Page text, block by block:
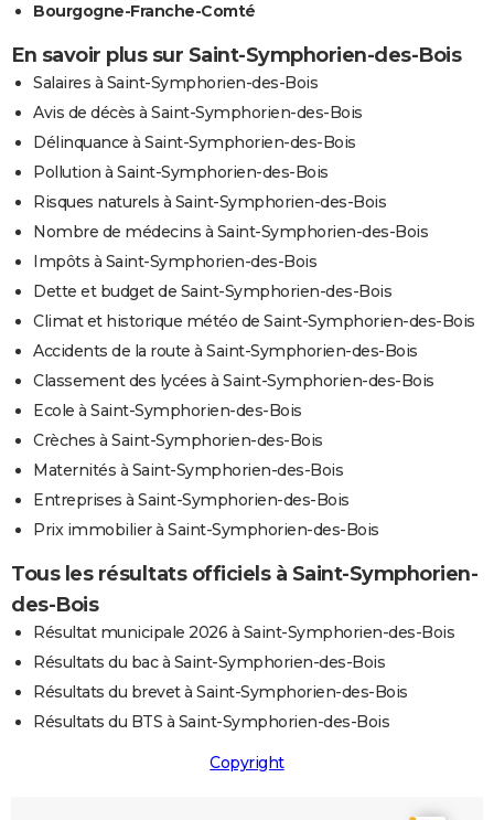
Bourgogne-Franche-Comté
En savoir plus sur Saint-Symphorien-des-Bois
Salaires à Saint-Symphorien-des-Bois
Avis de décès à Saint-Symphorien-des-Bois
Délinquance à Saint-Symphorien-des-Bois
Pollution à Saint-Symphorien-des-Bois
Risques naturels à Saint-Symphorien-des-Bois
Nombre de médecins à Saint-Symphorien-des-Bois
Impôts à Saint-Symphorien-des-Bois
Dette et budget de Saint-Symphorien-des-Bois
Climat et historique météo de Saint-Symphorien-des-Bois
Accidents de la route à Saint-Symphorien-des-Bois
Classement des lycées à Saint-Symphorien-des-Bois
Ecole à Saint-Symphorien-des-Bois
Crèches à Saint-Symphorien-des-Bois
Maternités à Saint-Symphorien-des-Bois
Entreprises à Saint-Symphorien-des-Bois
Prix immobilier à Saint-Symphorien-des-Bois
Tous les résultats officiels à Saint-Symphorien-
des-Bois
Résultat municipale 2026 à Saint-Symphorien-des-Bois
Résultats du bac à Saint-Symphorien-des-Bois
Résultats du brevet à Saint-Symphorien-des-Bois
Résultats du BTS à Saint-Symphorien-des-Bois
Copyright